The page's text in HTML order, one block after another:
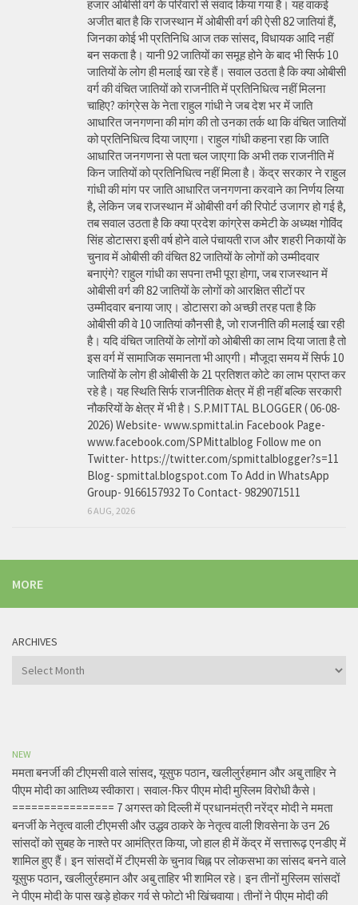
हजार ओबीसी वर्ग के परिवारों से संवाद किया गया है। यह वाकई
अजीत बात है कि राजस्थान में ओबीसी वर्ग की ऐसी 82 जातियां हैं,
जिनका कोई भी प्रतिनिधि आज तक सांसद, विधायक आदि नहीं
बन सकता है। यानी 92 जातियों का समूह होने के बाद भी सिर्फ 10
जातियों के लोग ही मलाई खा रहे हैं। सवाल उठता है कि क्या ओबीसी
वर्ग की वंचित जातियों को राजनीति में प्रतिनिधित्व नहीं मिलना
चाहिए? कांग्रेस के नेता राहुल गांधी ने जब देश भर में जाति
आधारित जनगणना की मांग की तो उनका तर्क था कि वंचित जातियों
को प्रतिनिधित्व दिया जाएगा। राहुल गांधी कहना रहा कि जाति
आधारित जनगणना से पता चल जाएगा कि अभी तक राजनीति में
किन जातियों को प्रतिनिधित्व नहीं मिला है। केंद्र सरकार ने राहुल
गांधी की मांग पर जाति आधारित जनगणना करवाने का निर्णय लिया
है, लेकिन जब राजस्थान में ओबीसी वर्ग की रिपोर्ट उजागर हो गई है,
तब सवाल उठता है कि क्या प्रदेश कांग्रेस कमेटी के अध्यक्ष गोविंद
सिंह डोटासरा इसी वर्ष होने वाले पंचायती राज और शहरी निकायों के
चुनाव में ओबीसी की वंचित 82 जातियों के लोगों को उम्मीदवार
बनाएंगे? राहुल गांधी का सपना तभी पूरा होगा, जब राजस्थान में
ओबीसी वर्ग की 82 जातियों के लोगों को आरक्षित सीटों पर
उम्मीदवार बनाया जाए। डोटासरा को अच्छी तरह पता है कि
ओबीसी की वे 10 जातियां कौनसी है, जो राजनीति की मलाई खा रही
है। यदि वंचित जातियों के लोगों को ओबीसी का लाभ दिया जाता है तो
इस वर्ग में सामाजिक समानता भी आएगी। मौजूदा समय में सिर्फ 10
जातियों के लोग ही ओबीसी के 21 प्रतिशत कोटे का लाभ प्राप्त कर
रहे है। यह स्थिति सिर्फ राजनीतिक क्षेत्र में ही नहीं बल्कि सरकारी
नौकरियों के क्षेत्र में भी है। S.P.MITTAL BLOGGER ( 06-08-
2026) Website- www.spmittal.in Facebook Page-
www.facebook.com/SPMittalblog Follow me on
Twitter- https://twitter.com/spmittalblogger?s=11
Blog- spmittal.blogspot.com To Add in WhatsApp
Group- 9166157932 To Contact- 9829071511
6 AUG, 2026
MORE
ARCHIVES
Archives
NEW
ममता बनर्जी की टीएमसी वाले सांसद, यूसुफ पठान, खलीलुर्रहमान और अबु ताहिर ने
पीएम मोदी का आतिथ्य स्वीकारा। सवाल-फिर पीएम मोदी मुस्लिम विरोधी कैसे।
================ 7 अगस्त को दिल्ली में प्रधानमंत्री नरेंद्र मोदी ने ममता
बनर्जी के नेतृत्व वाली टीएमसी और उद्धव ठाकरे के नेतृत्व वाली शिवसेना के उन 26
सांसदों को सुबह के नाश्ते पर आमंत्रित किया, जो हाल ही में केंद्र में सत्तारूढ़ एनडीए में
शामिल हुए हैं। इन सांसदों में टीएमसी के चुनाव चिह्न पर लोकसभा का सांसद बनने वाले
यूसुफ पठान, खलीलुर्रहमान और अबु ताहिर भी शामिल रहे। इन तीनों मुस्लिम सांसदों
ने पीएम मोदी के पास खड़े होकर गर्व से फोटो भी खिंचवाया। तीनों ने पीएम मोदी की